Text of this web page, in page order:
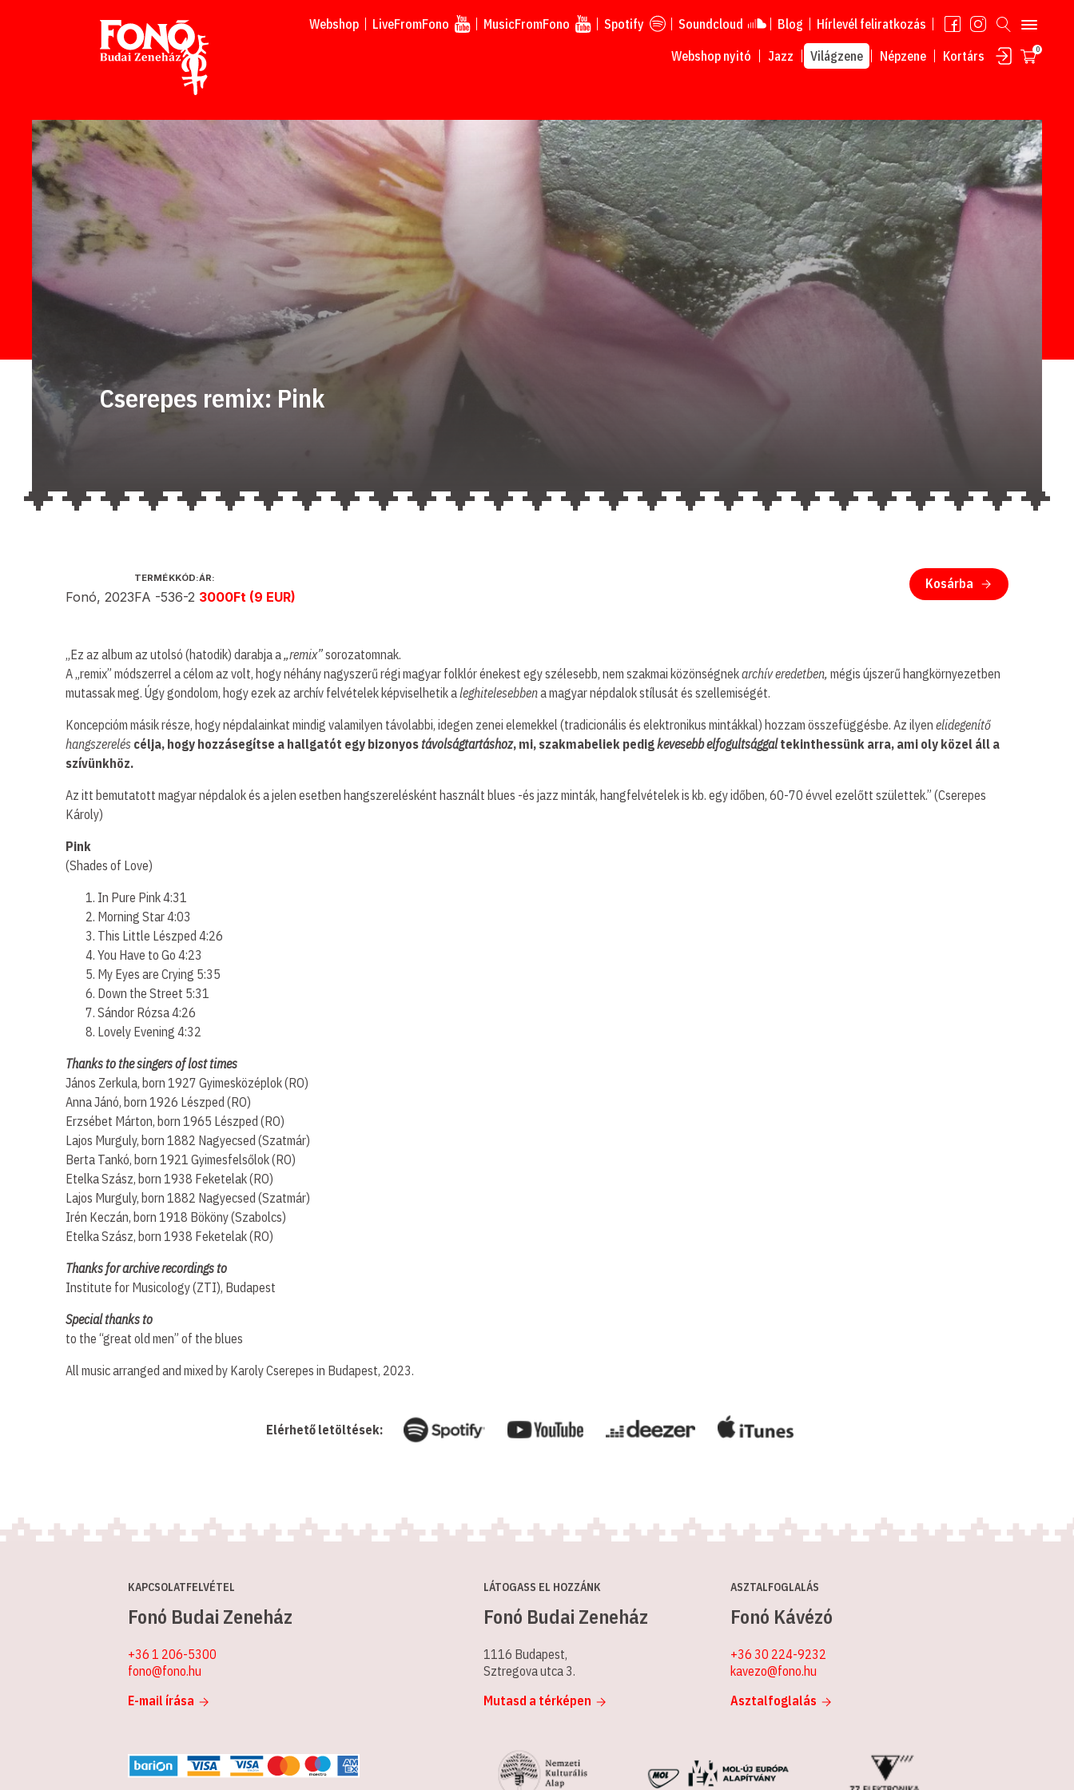
Tovább a tartalomhoz Webshop LiveFromFono MusicFromFono Spotify Soundcloud Blog
Hírlevél feliratkozás
Webshop nyitó
Jazz Világzene Népzene Kortárs 0
Cserepes remix: Pink
ÉS
Fonó, 2023
TERMÉKKÓD:
FA -536-2
ÁR:
3000Ft (9 EUR)
Kosárba
„Ez az album az utolsó (hatodik) darabja a„remix”sorozatomnak.
A „remix” módszerrel a célom az volt, hogy néhány nagyszerű régi magyar folklór énekest egy szélesebb, nem szakmai közönségnekarchív eredetben, mégis újszerű hangkörnyezetben
mutassak meg. Úgy gondolom, hogy ezek az archív felvételek képviselhetik aleghitelesebbena magyar népdalok stílusát és szellemiségét.
Koncepcióm másik része, hogy népdalainkat mindig valamilyen távolabbi, idegen zenei elemekkel (tradicionális és elektronikus mintákkal) hozzam összefüggésbe. Az ilyen elidegenítő
hangszerelés célja, hogy hozzásegítse a hallgatót egy bizonyostávolságtartáshoz, mi, szakmabeliek pedigkevesebb elfogultsággaltekinthessünk arra, ami oly közel áll a
szívünkhöz.
Az itt bemutatott magyar népdalok és a jelen esetben hangszerelésként használt blues -és jazz minták, hangfelvételek is kb. egy időben, 60-70 évvel ezelőtt születtek.” (Cserepes
Károly)
Pink
(Shades of Love)
In Pure Pink 4:31
Morning Star 4:03
This Little Lészped 4:26
You Have to Go 4:23
My Eyes are Crying 5:35
Down the Street 5:31
Sándor Rózsa 4:26
Lovely Evening 4:32
Thanks to the singers of lost times
János Zerkula, born 1927 Gyimesközéplok (RO)
Anna Jánó, born 1926 Lészped (RO)
Erzsébet Márton, born 1965 Lészped (RO)
Lajos Murguly, born 1882 Nagyecsed (Szatmár)
Berta Tankó, born 1921 Gyimesfelsőlok (RO)
Etelka Szász, born 1938 Feketelak (RO)
Lajos Murguly, born 1882 Nagyecsed (Szatmár)
Irén Keczán, born 1918 Bököny (Szabolcs)
Etelka Szász, born 1938 Feketelak (RO)
Thanks for archive recordings to
Institute for Musicology (ZTI), Budapest
Special thanks to
to the “great old men” of the blues
All music arranged and mixed by Karoly Cserepes in Budapest, 2023.
Elérhető letöltések:
KAPCSOLATFELVÉTEL
Fonó Budai Zeneház
+36 1 206-5300
fono@fono.hu
E-mail írása
LÁTOGASS EL HOZZÁNK
Fonó Budai Zeneház
1116 Budapest,
Sztregova utca 3.
Mutasd a térképen
ASZTALFOGLALÁS
Fonó Kávézó
+36 30 224-9232
kavezo@fono.hu
Asztalfoglalás